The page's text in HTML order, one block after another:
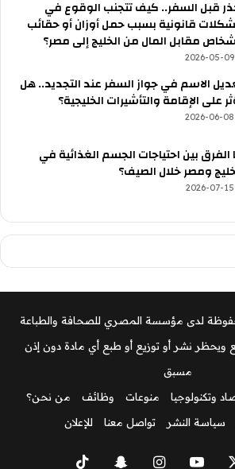
قبل السفر.. كيف تتجنب الوقوع في
قانونية بسبب حمل أوزان أو حقائب
مقابل المال من الخليج إلى مصر؟
2026-05-09
الاسم في جواز السفر عند التجديد.. هل
على الإقامة والتأشيرات الخليجية؟
2026-06-08
الفرق بين احتياجات الجسم الغذائية في
ومصر خلال الصيف؟
2026-07-15
لدى مؤسسة المصري للصحافة والطباعة
ويحظر نشر أو توزيع أو طبع أي مادة دون إذن
مسبق
وتكنولوجيا منوعات وظائف
من نحن؟
سياسة النشر تواصل معنا للإعلان
‫YouTubeانستقرامسناب